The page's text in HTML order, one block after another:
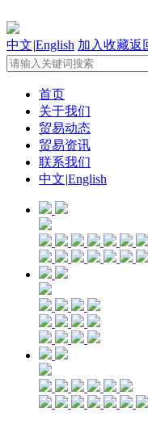
中文|English 加入收藏返
首页
关于我们
贸易动态
贸易资讯
联系我们
中文|English